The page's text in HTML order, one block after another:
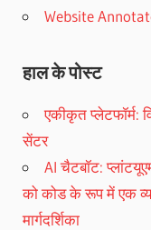
Website
हाल के पोस्ट
एकीकृत प्लेटफॉर्म:
सेंटर
AI चैटबॉट:
को कोड के रूप में एक
मार्गदर्शिका